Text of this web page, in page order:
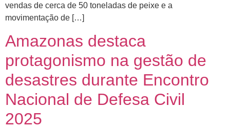
vendas de cerca de 50 toneladas de peixe e a
movimentação de […]
Amazonas destaca
protagonismo na gestão de
desastres durante Encontro
Nacional de Defesa Civil
2025